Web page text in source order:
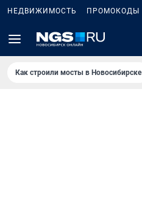
НЕДВИЖИМОСТЬ ПРОМОКОДЫ
Как строили мосты в Новосибирске